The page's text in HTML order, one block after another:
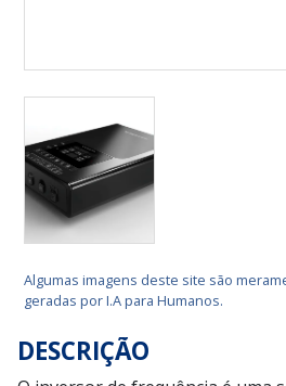
Algumas imagens deste site são
geradas por I.A para Humanos.
DESCRIÇÃO